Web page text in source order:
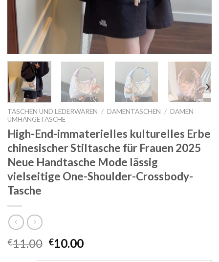
TASCHEN UND LEDERWAREN / DAMENTASCHEN / DAMEN
UMHÄNGETASCHE
High-End-immaterielles kulturelles Erbe
chinesischer Stiltasche für Frauen 2025
Neue Handtasche Mode lässig
vielseitige One-Shoulder-Crossbody-
Tasche
€11.00 €10.00